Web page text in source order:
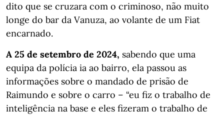
dito que se cruzara com o criminoso, não muito
longe do bar da Vanuza, ao volante de um Fiat
encarnado.
A 25 de setembro de 2024, sabendo que uma
equipa da polícia ia ao bairro, ela passou as
informações sobre o mandado de prisão de
Raimundo e sobre o carro – “eu fiz o trabalho de
inteligência na base e eles fizeram o trabalho de